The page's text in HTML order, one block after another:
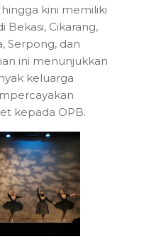
kini memiliki
Bekasi, Cikarang,
Serpong, dan
ini menunjukkan
keluarga
kepada OPB.